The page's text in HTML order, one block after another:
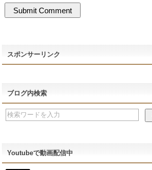
スポンサーリンク
ブログ内検索
Youtubeで動画配信中